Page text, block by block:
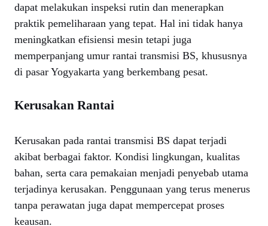
dapat melakukan inspeksi rutin dan menerapkan
praktik pemeliharaan yang tepat. Hal ini tidak hanya
meningkatkan efisiensi mesin tetapi juga
memperpanjang umur rantai transmisi BS, khususnya
di pasar Yogyakarta yang berkembang pesat.
Kerusakan Rantai
Kerusakan pada rantai transmisi BS dapat terjadi
akibat berbagai faktor. Kondisi lingkungan, kualitas
bahan, serta cara pemakaian menjadi penyebab utama
terjadinya kerusakan. Penggunaan yang terus menerus
tanpa perawatan juga dapat mempercepat proses
keausan.